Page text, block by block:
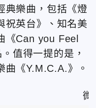
典樂曲，包括《燈
祝英台》、知名美
《Can you Feel
值得一提的是，
《Y.M.C.A.》。